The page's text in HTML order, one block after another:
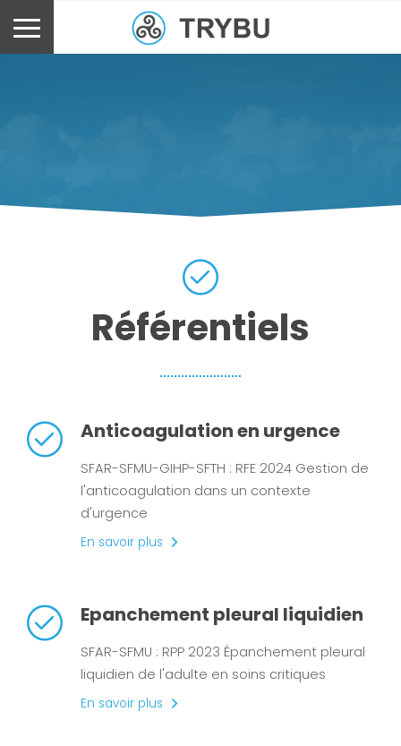
Référentiels
Anticoagulation en urgence
SFAR-SFMU-GIHP-SFTH : RFE 2024 Gestion de
l'anticoagulation dans un contexte
d'urgence
En savoir plus
Epanchement pleural liquidien
SFAR-SFMU : RPP 2023 Épanchement pleural
liquidien de l'adulte en soins critiques
En savoir plus